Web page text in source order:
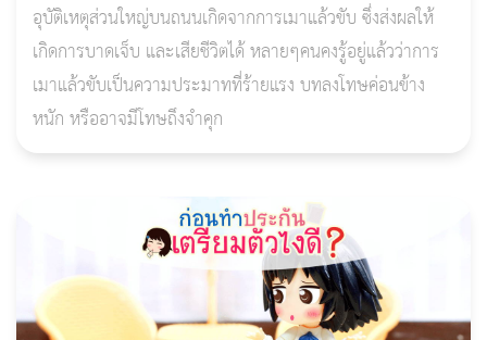
อุบัติเหตุส่วนใหญ่บนถนนเกิดจากการเมาแล้วขับ ซึ่งส่งผลให้
เกิดการบาดเจ็บ และเสียชีวิตได้ หลายๆคนคงรู้อยู่แล้วว่าการ
เมาแล้วขับเป็นความประมาทที่ร้ายแรง บทลงโทษค่อนข้าง
หนัก หรืออาจมีโทษถึงจำคุก